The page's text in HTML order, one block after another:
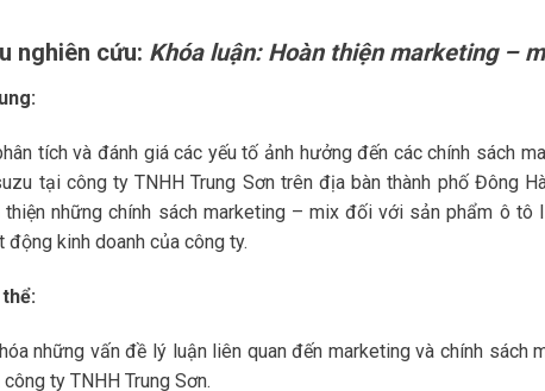
nghiên cứu: Khóa luận: Hoàn thiện marketing –
tích và đánh giá các yếu tố ảnh hưởng đến các chính sách
tại công ty TNHH Trung Sơn trên địa bàn thành phố Đông
thiện những chính sách marketing – mix đối với sản phẩm ô tô
động kinh doanh của công ty.
những vấn đề lý luận liên quan đến marketing và chính
ty TNHH Trung Sơn.